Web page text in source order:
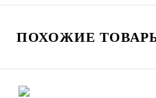
ПОХОЖИЕ